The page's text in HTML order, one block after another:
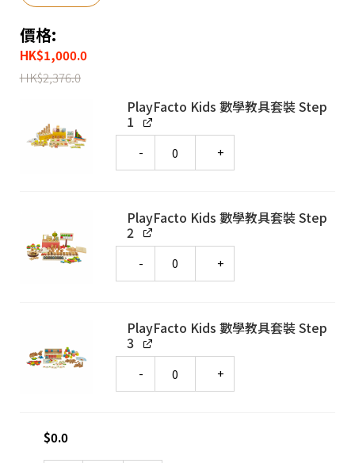
價格:
HK$1,000.0
HK$2,376.0
PlayFacto Kids 數學教具套裝 Step
1
PlayFacto Kids 數學教具套裝 Step
2
PlayFacto Kids 數學教具套裝 Step
3
$0.0